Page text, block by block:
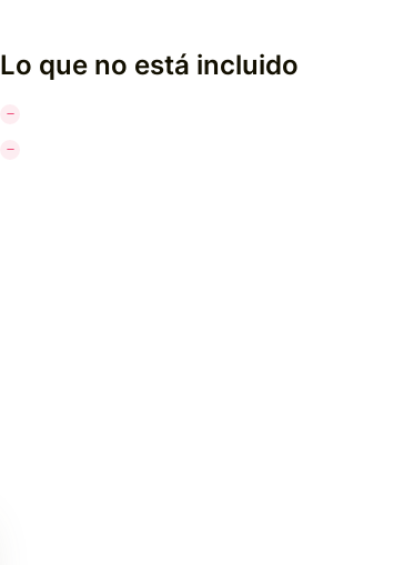
Lo que no está incluido